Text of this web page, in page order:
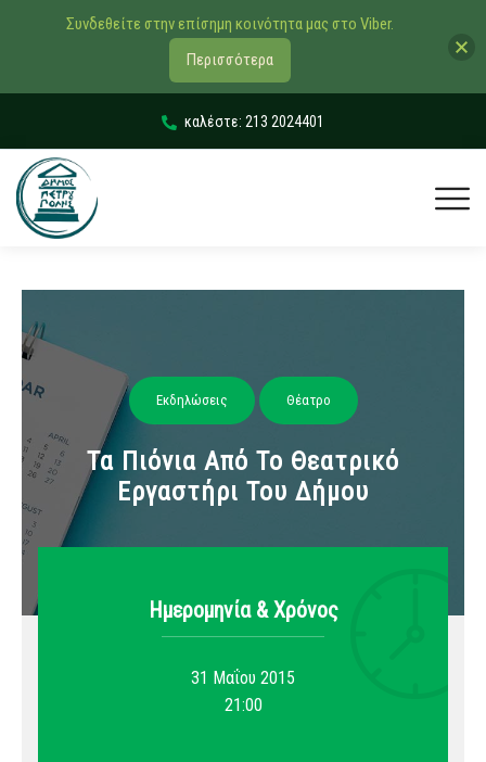
καλέστε: 213 2024401
Εκδηλώσεις Θέατρο
Τα Πιόνια Από Το Θεατρικό
Εργαστήρι Του Δήμου
Ημερομηνία & Xρόνος
31 Μαΐου 2015
21:00
Συνδεθείτε στην επίσημη κοινότητα μας στο Viber.
Περισσότερα